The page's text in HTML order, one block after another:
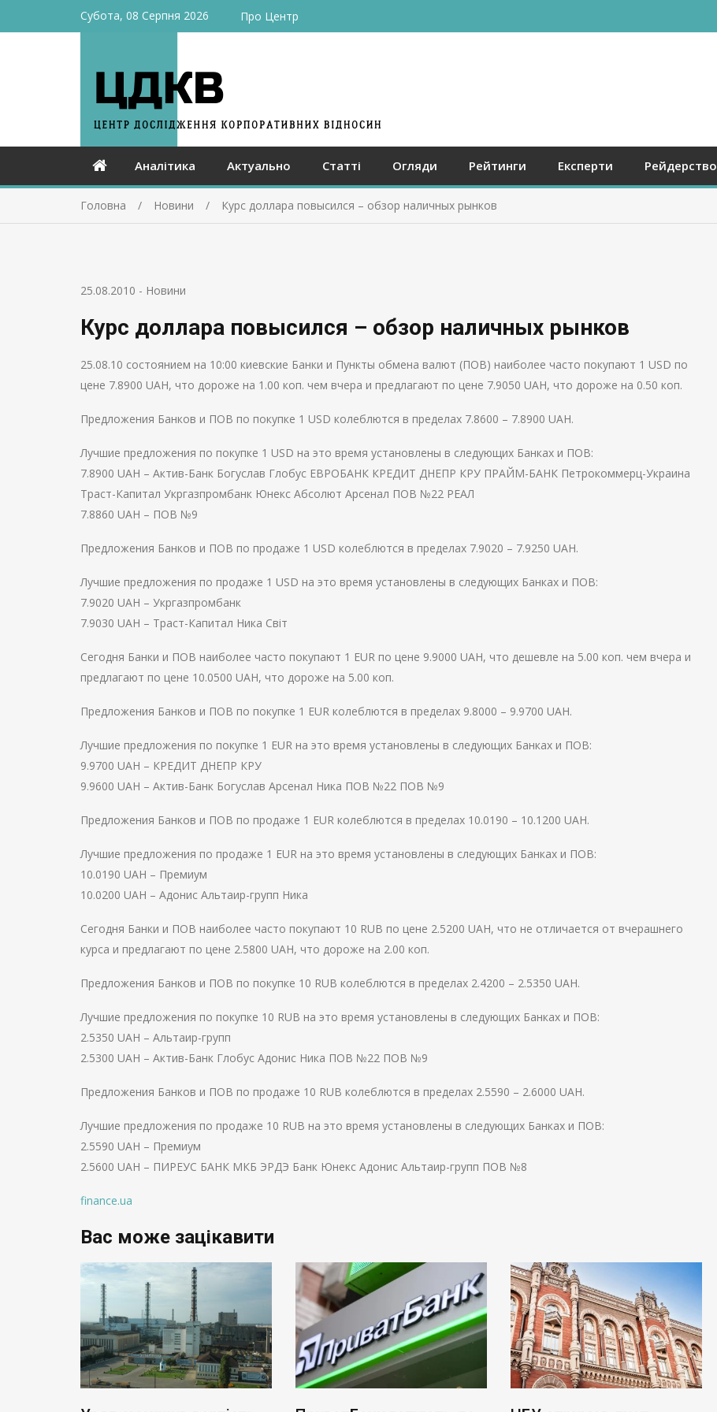
Субота, 08 Серпня 2026 Про Центр
Аналітика Актуально Статті Огляди Рейтинги Експерти Рейдерство
Головна Новини Курс доллара повысился – обзор наличных рынков
25.08.2010 - Новини
Курс доллара повысился – обзор наличных рынков
25.08.10 состоянием на 10:00 киевские Банки и Пункты обмена валют (ПОВ) наиболее часто покупают 1 USD по
цене 7.8900 UAH, что дороже на 1.00 коп. чем вчера и предлагают по цене 7.9050 UAH, что дороже на 0.50 коп.
Предложения Банков и ПОВ по покупке 1 USD колеблются в пределах 7.8600 – 7.8900 UAH.
Лучшие предложения по покупке 1 USD на это время установлены в следующих Банках и ПОВ:
7.8900 UAH – Актив-Банк Богуслав Глобус ЕВРОБАНК КРЕДИТ ДНЕПР КРУ ПРАЙМ-БАНК Петрокоммерц-Украина
Траст-Капитал Укргазпромбанк Юнекс Абсолют Арсенал ПОВ №22 РЕАЛ
7.8860 UAH – ПОВ №9
Предложения Банков и ПОВ по продаже 1 USD колеблются в пределах 7.9020 – 7.9250 UAH.
Лучшие предложения по продаже 1 USD на это время установлены в следующих Банках и ПОВ:
7.9020 UAH – Укргазпромбанк
7.9030 UAH – Траст-Капитал Ника Світ
Сегодня Банки и ПОВ наиболее часто покупают 1 EUR по цене 9.9000 UAH, что дешевле на 5.00 коп. чем вчера и
предлагают по цене 10.0500 UAH, что дороже на 5.00 коп.
Предложения Банков и ПОВ по покупке 1 EUR колеблются в пределах 9.8000 – 9.9700 UAH.
Лучшие предложения по покупке 1 EUR на это время установлены в следующих Банках и ПОВ:
9.9700 UAH – КРЕДИТ ДНЕПР КРУ
9.9600 UAH – Актив-Банк Богуслав Арсенал Ника ПОВ №22 ПОВ №9
Предложения Банков и ПОВ по продаже 1 EUR колеблются в пределах 10.0190 – 10.1200 UAH.
Лучшие предложения по продаже 1 EUR на это время установлены в следующих Банках и ПОВ:
10.0190 UAH – Премиум
10.0200 UAH – Адонис Альтаир-групп Ника
Сегодня Банки и ПОВ наиболее часто покупают 10 RUB по цене 2.5200 UAH, что не отличается от вчерашнего
курса и предлагают по цене 2.5800 UAH, что дороже на 2.00 коп.
Предложения Банков и ПОВ по покупке 10 RUB колеблются в пределах 2.4200 – 2.5350 UAH.
Лучшие предложения по покупке 10 RUB на это время установлены в следующих Банках и ПОВ:
2.5350 UAH – Альтаир-групп
2.5300 UAH – Актив-Банк Глобус Адонис Ника ПОВ №22 ПОВ №9
Предложения Банков и ПОВ по продаже 10 RUB колеблются в пределах 2.5590 – 2.6000 UAH.
Лучшие предложения по продаже 10 RUB на это время установлены в следующих Банках и ПОВ:
2.5590 UAH – Премиум
2.5600 UAH – ПИРЕУС БАНК МКБ ЭРДЭ Банк Юнекс Адонис Альтаир-групп ПОВ №8
finance.ua
Вас може зацікавити